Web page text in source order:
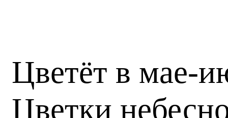
Цветёт в мае-
Цветки